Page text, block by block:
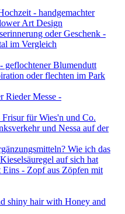
- handgemachter
Art Design
oder Geschenk -
im Vergleich
geflochtener Blumendutt
oder flechten im Park
Rieder Messe -
für Wies'n und Co.
und Nessa auf der
Wie ich das
auf sich hat
- Zopf aus Zöpfen mit
shiny hair with Honey and